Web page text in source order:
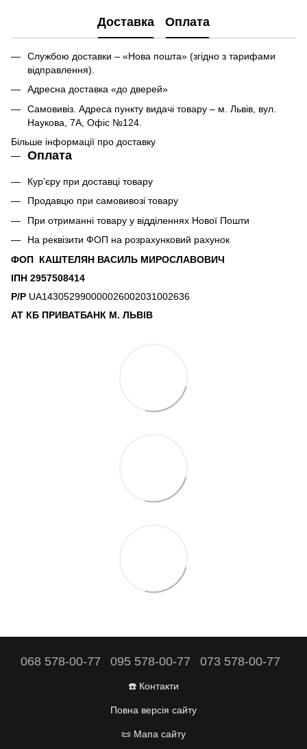
Доставка Оплата
Службою доставки – «Нова пошта» (згідно з тарифами
відправлення).
Адресна доставка «до дверей»
Самовивіз. Адреса пункту видачі товару – м. Львів, вул.
Наукова, 7А, Офіс №124.
Більше інформації про доставку
Оплата
Кур’єру при доставці товару
Продавцю при самовивозі товару
При отриманні товару у відділеннях Нової Пошти
На реквізити ФОП на розрахунковий рахунок
ФОП КАШТЕЛЯН ВАСИЛЬ МИРОСЛАВОВИЧ
ІПН 2957508414
Р/Р UA143052990000026002031002636
АТ КБ ПРИВАТБАНК М. ЛЬВІВ
068 578-00-77 095 578-00-77 073 578-00-77
☎️ Контакти
Повна версія сайту
📜 Мапа сайту